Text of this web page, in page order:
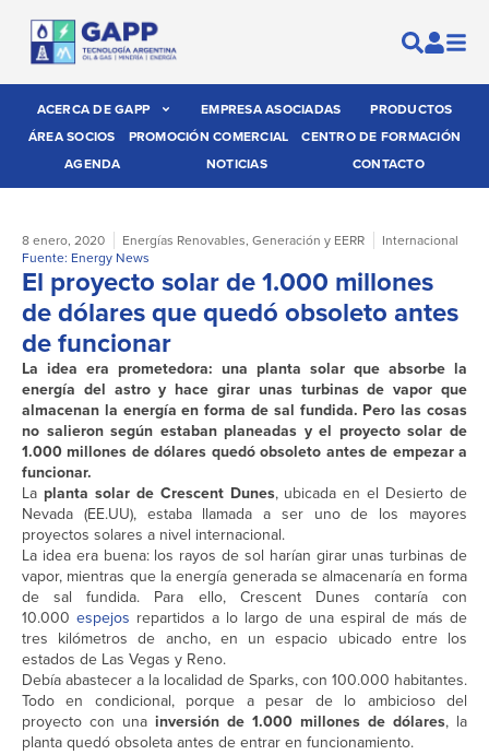
ACERCA DE GAPP EMPRESA ASOCIADAS
PRODUCTOS
ÁREA SOCIOS
PROMOCIÓN COMERCIAL
CENTRO DE FORMACIÓN
AGENDA
NOTICIAS CONTACTO
8 enero, 2020 Energías Renovables, Generación y EERR
Internacional
Fuente: Energy News
El proyecto solar de 1.000 millones
de dólares que quedó obsoleto antes
de funcionar
La idea era prometedora: una planta solar que absorbe la
energía del astro y hace girar unas turbinas de vapor que
almacenan la energía en forma de sal fundida. Pero las cosas
no salieron según estaban planeadas y el proyecto solar de
1.000 millones de dólares quedó obsoleto antes de empezar a
funcionar.
La planta solar de Crescent Dunes, ubicada en el Desierto de
Nevada (EE.UU), estaba llamada a ser uno de los mayores
proyectos solares a nivel internacional.
La idea era buena: los rayos de sol harían girar unas turbinas de
vapor, mientras que la energía generada se almacenaría en forma
de sal fundida. Para ello, Crescent Dunes contaría con
10.000 espejos repartidos a lo largo de una espiral de más de
tres kilómetros de ancho, en un espacio ubicado entre los
estados de Las Vegas y Reno.
Debía abastecer a la localidad de Sparks, con 100.000 habitantes.
Todo en condicional, porque a pesar de lo ambicioso del
proyecto con una inversión de 1.000 millones de dólares, la
planta quedó obsoleta antes de entrar en funcionamiento.